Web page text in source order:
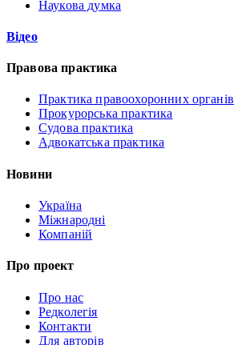
Наукова думка
Відео
Правова практика
Практика правоохоронних органів
Прокурорська практика
Судова практика
Адвокатська практика
Новини
Україна
Міжнародні
Компаній
Про проект
Про нас
Редколегія
Контакти
Для авторів